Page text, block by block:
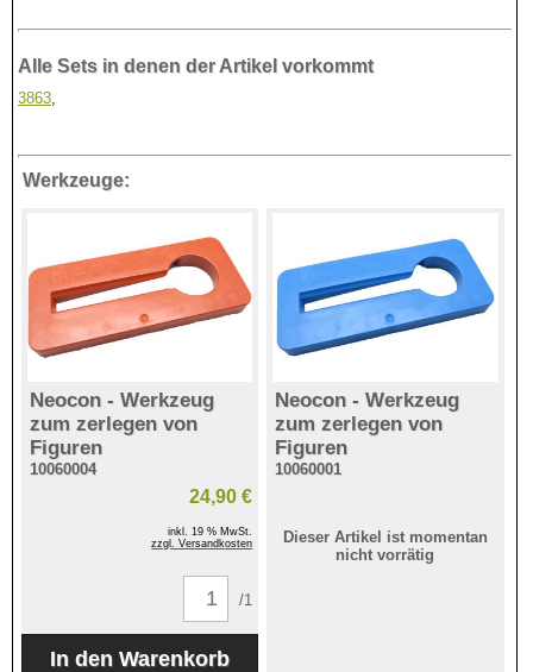
Alle Sets in denen der Artikel vorkommt
3863,
Werkzeuge:
Neocon - Werkzeug
zum zerlegen von
Figuren
10060004
24,90 €
inkl. 19 % MwSt.
zzgl. Versandkosten
/1
Neocon - Werkzeug
zum zerlegen von
Figuren
10060001
Dieser Artikel ist momentan
nicht vorrätig